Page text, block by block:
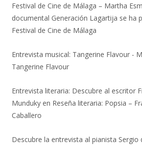
Festival de Cine de Málaga – Martha
documental Generación Lagartija se ha
Festival de Cine de Málaga
Entrevista musical: Tangerine Flavour -
Tangerine Flavour
Entrevista literaria: Descubre al escritor
Munduky en Reseña literaria: Popsia –
Caballero
Descubre la entrevista al pianista Sergio